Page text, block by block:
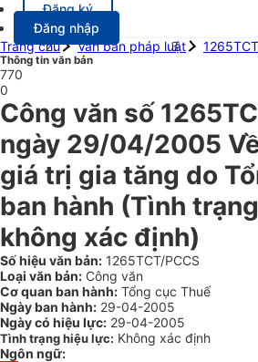
Đăng ký
Đăng nhập
Trang chủ
Văn bản pháp luật
Thông tin văn bản
770
0
Công văn số
ngày 29/04/2005
giá trị gia tăng do
ban hành (Tình
không xác định)
Số hiệu văn bản: 1265TCT/PCCS
Loại văn bản: Công văn
Cơ quan ban hành: Tổng cục Thuế
Ngày ban hành: 29-04-2005
Ngày có hiệu lực: 29-04-2005
Tình trạng hiệu lực: Không xác định
Ngôn ngữ: